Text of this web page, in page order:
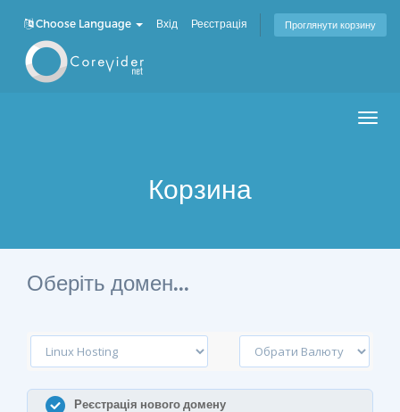
Choose Language Вхід Реєстрація Проглянути корзину
Корзина
Оберіть домен...
Реєстрація нового домену